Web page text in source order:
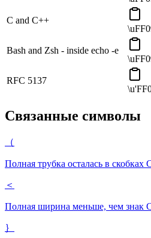
C and C++
Bash and Zsh - inside echo -e
RFC 5137
Связанные символы
（
Полная трубка осталась в скобках
＜
Полная ширина меньше, чем знак
｝